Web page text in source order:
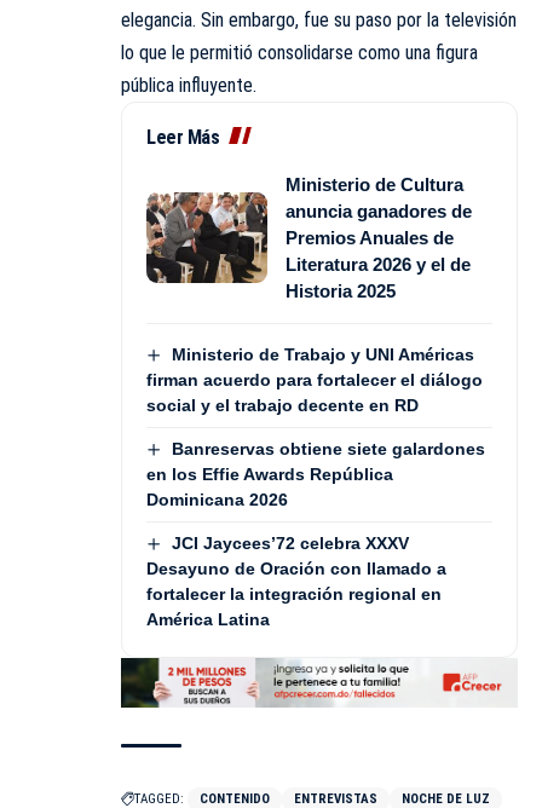
elegancia. Sin embargo, fue su paso por la televisión
lo que le permitió consolidarse como una figura
pública influyente.
Leer Más
Ministerio de Cultura
anuncia ganadores de
Premios Anuales de
Literatura 2026 y el de
Historia 2025
Ministerio de Trabajo y UNI Américas
firman acuerdo para fortalecer el diálogo
social y el trabajo decente en RD
Banreservas obtiene siete galardones
en los Effie Awards República
Dominicana 2026
JCI Jaycees’72 celebra XXXV
Desayuno de Oración con llamado a
fortalecer la integración regional en
América Latina
TAGGED: CONTENIDO ENTREVISTAS
NOCHE DE LUZ